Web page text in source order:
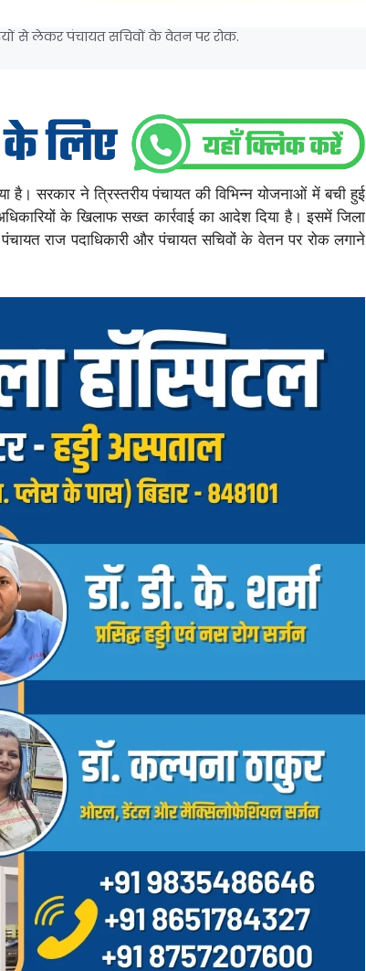
से लेकर पंचायत सचिवों के वेतन पर रोक.
है। सरकार ने त्रिस्तरीय पंचायत की विभिन्न योजनाओं में बची हुई
के खिलाफ सख्त कार्रवाई का आदेश दिया है। इसमें जिला
राज पदाधिकारी और पंचायत सचिवों के वेतन पर रोक लगाने